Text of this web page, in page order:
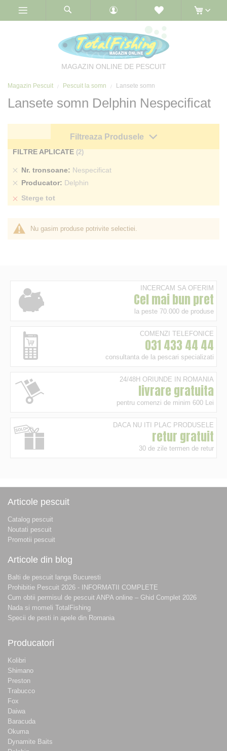
MAGAZIN ONLINE DE PESCUIT
Magazin Pescuit Pescuit la somn Lansete somn
Lansete somn Delphin Nespecificat
Nu gasim produse potrivite selectiei.
Filtreaza Produsele
FILTRE APLICATE
Nr. tronsoane Nespecificat
Sterge
produs
Producator Delphin
Sterge
Sterge tot
INCERCAM SA OFERIM
Cel mai bun pret
la peste 70.000 de produse
COMENZI TELEFONICE
031 433 44 44
consultanta de la pescari specializati
24/48H ORIUNDE IN ROMANIA
livrare gratuita
pentru comenzi de minim 600 Lei
DACA NU ITI PLAC PRODUSELE
retur gratuit
30 de zile termen de retur
Articole pescuit
Catalog pescuit
Noutati pescuit
Promotii pescuit
Articole din blog
Balti de pescuit langa Bucuresti
Prohibitie Pescuit 2026 - INFORMATII COMPLETE
Cum obtii permisul de pescuit ANPA online – Ghid Complet 2026
Nada si momeli TotalFishing
Specii de pesti in apele din Romania
Producatori
Kolibri
Shimano
Preston
Trabucco
Fox
Daiwa
Baracuda
Okuma
Dynamite Baits